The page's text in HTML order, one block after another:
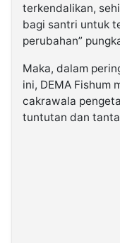
terkendalikan,
bagi santri untuk
perubahan”
Maka, dalam
ini, DEMA Fishum
cakrawala
tuntutan dan